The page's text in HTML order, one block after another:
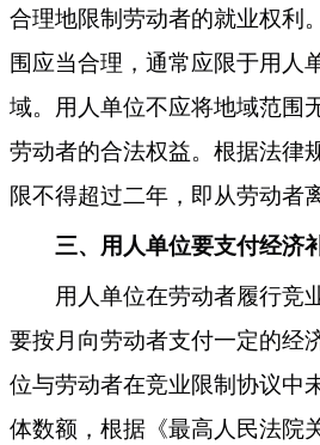
合理地限制劳动者的就业权利
围应当合理，通常应限于用人
域。用人单位不应将地域范围
劳动者的合法权益。根据法律
限不得超过二年，即从劳动者
三、用人单位要支付经济
用人单位在劳动者履行竞
要按月向劳动者支付一定的经
位与劳动者在竞业限制协议中
体数额，根据《最高人民法院